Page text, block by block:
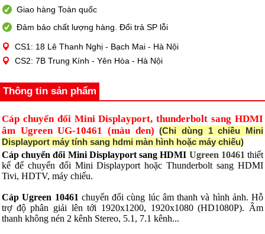
Giao hàng Toàn quốc
Đảm bảo chất lượng hàng. Đổi trả SP lỗi
CS1: 18 Lê Thanh Nghị - Bạch Mai - Hà Nội
CS2: 7B Trung Kính - Yên Hòa - Hà Nội
Thông tin sản phẩm
Cáp chuyển đổi Mini Displayport, thunderbolt sang HDMI
âm Ugreen UG-10461 (màu đen)(Chỉ dùng 1 chiều Mini
Displayport máy tính sang hdmi màn hình hoặc máy chiếu)
Cáp chuyển đổi Mini Displayport sang HDMI Ugreen 10461 thiết
kế để chuyển đổi Mini Displayport hoặc Thunderbolt sang HDMI
Tivi, HDTV, máy chiếu.
Cáp Ugreen 10461 chuyển đổi cùng lúc âm thanh và hình ảnh. Hỗ
trợ độ phân giải lên tới 1920x1200, 1920x1080 (HD1080P). Âm
thanh không nén 2 kênh Stereo, 5.1, 7.1 kênh...